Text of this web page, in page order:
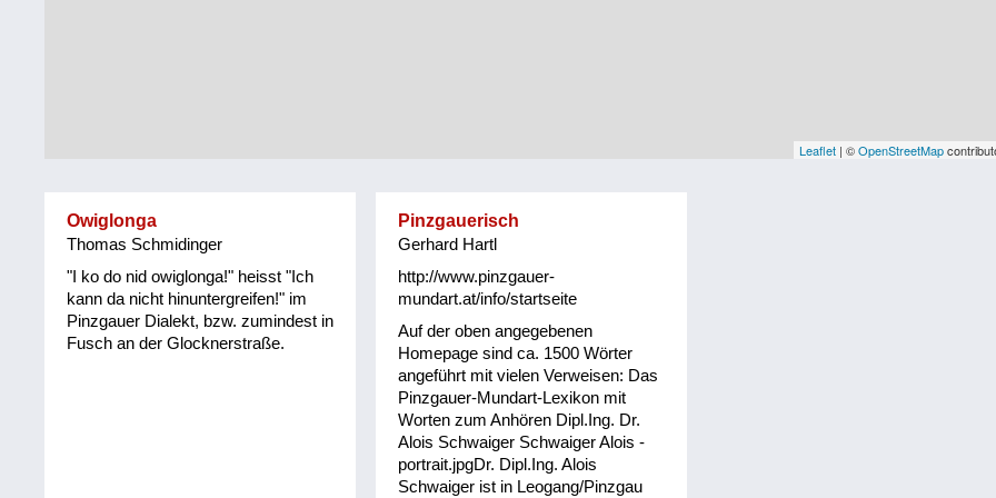
Leaflet | ©OpenStreetMap
Owiglonga
Thomas Schmidinger
"I ko do nid owiglonga!" heisst "Ich
kann da nicht hinuntergreifen!" im
Pinzgauer Dialekt, bzw. zumindest in
Fusch an der Glocknerstraße.
Pinzgauerisch
Gerhard Hartl
http://www.pinzgauer-
mundart.at/info/startseite
Auf der oben angegebenen
Homepage sind ca. 1500 Wörter
angeführt mit vielen Verweisen: Das
Pinzgauer-Mundart-Lexikon mit
Worten zum Anhören Dipl.Ing. Dr.
Alois Schwaiger Schwaiger Alois -
portrait.jpgDr. Dipl.Ing. Alois
Schwaiger ist in Leogang/Pinzgau